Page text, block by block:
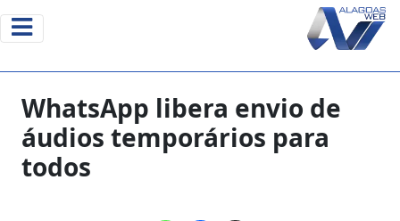
WhatsApp libera envio de
áudios temporários para
todos